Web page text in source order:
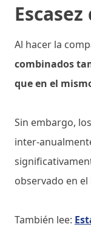
Al hacer la
combinados
que en el
Sin embargo,
inter-
observado en
También lee: